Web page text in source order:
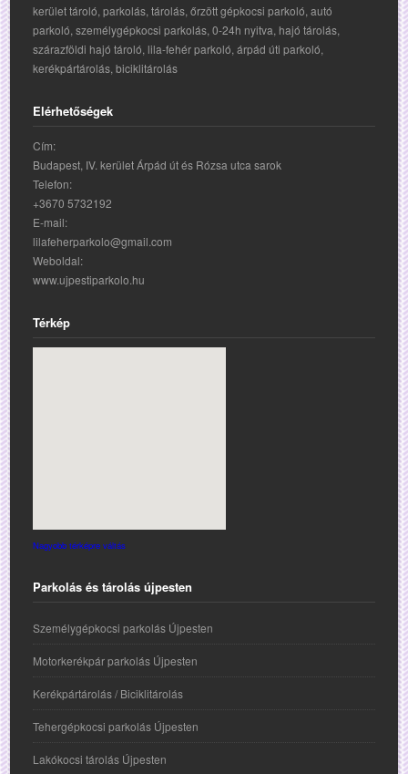
kerület tároló, parkolás, tárolás, őrzött gépkocsi parkoló, autó
parkoló, személygépkocsi parkolás, 0-24h nyitva, hajó tárolás,
szárazföldi hajó tároló, lila-fehér parkoló, árpád úti parkoló,
kerékpártárolás, biciklitárolás
Elérhetőségek
Cím:
Budapest, IV. kerület Árpád út és Rózsa utca sarok
Telefon:
+3670 5732192
E-mail:
lilafeherparkolo@gmail.com
Weboldal:
www.ujpestiparkolo.hu
Térkép
Nagyobb térképre váltás
Parkolás és tárolás újpesten
Személygépkocsi parkolás Újpesten
Motorkerékpár parkolás Újpesten
Kerékpártárolás / Biciklitárolás
Tehergépkocsi parkolás Újpesten
Lakókocsi tárolás Újpesten